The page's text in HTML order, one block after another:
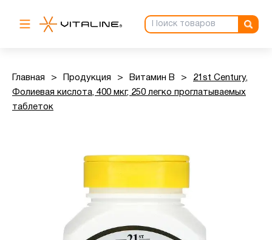
Главная > Продукция > Витамин B >
21st Century,
Фолиевая кислота, 400 мкг, 250 легко проглатываемых
таблеток